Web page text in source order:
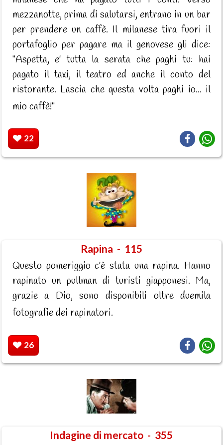
mezzanotte, prima di salutarsi, entrano in un bar
per prendere un caffè. Il milanese tira fuori il
portafoglio per pagare ma il genovese gli dice:
"Aspetta, e' tutta la serata che paghi tu: hai
pagato il taxi, il teatro ed anche il conto del
ristorante. Lascia che questa volta paghi io... il
mio caffè!"
22
Rapina - 115
Questo pomeriggio c'è stata una rapina. Hanno
rapinato un pullman di turisti giapponesi. Ma,
grazie a Dio, sono disponibili oltre duemila
fotografie dei rapinatori.
26
Indagine di mercato - 355